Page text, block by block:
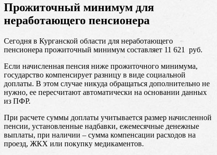
Прожиточный минимум для
неработающего пенсионера
Сегодня в Курганской области для неработающего
пенсионера прожиточный минимум составляет 11 621 руб.
Если начисленная пенсия ниже прожиточного минимума,
государство компенсирует разницу в виде социальной
доплаты. В этом случае никуда обращаться дополнительно не
нужно, ее пересчитают автоматически на основании данных
из ПФР.
При расчете суммы доплаты учитывается размер начисленной
пенсии, установленные надбавки, ежемесячные денежные
выплаты, при наличии – сумма компенсации расходов на
проезд, ЖКХ или покупку медикаментов.